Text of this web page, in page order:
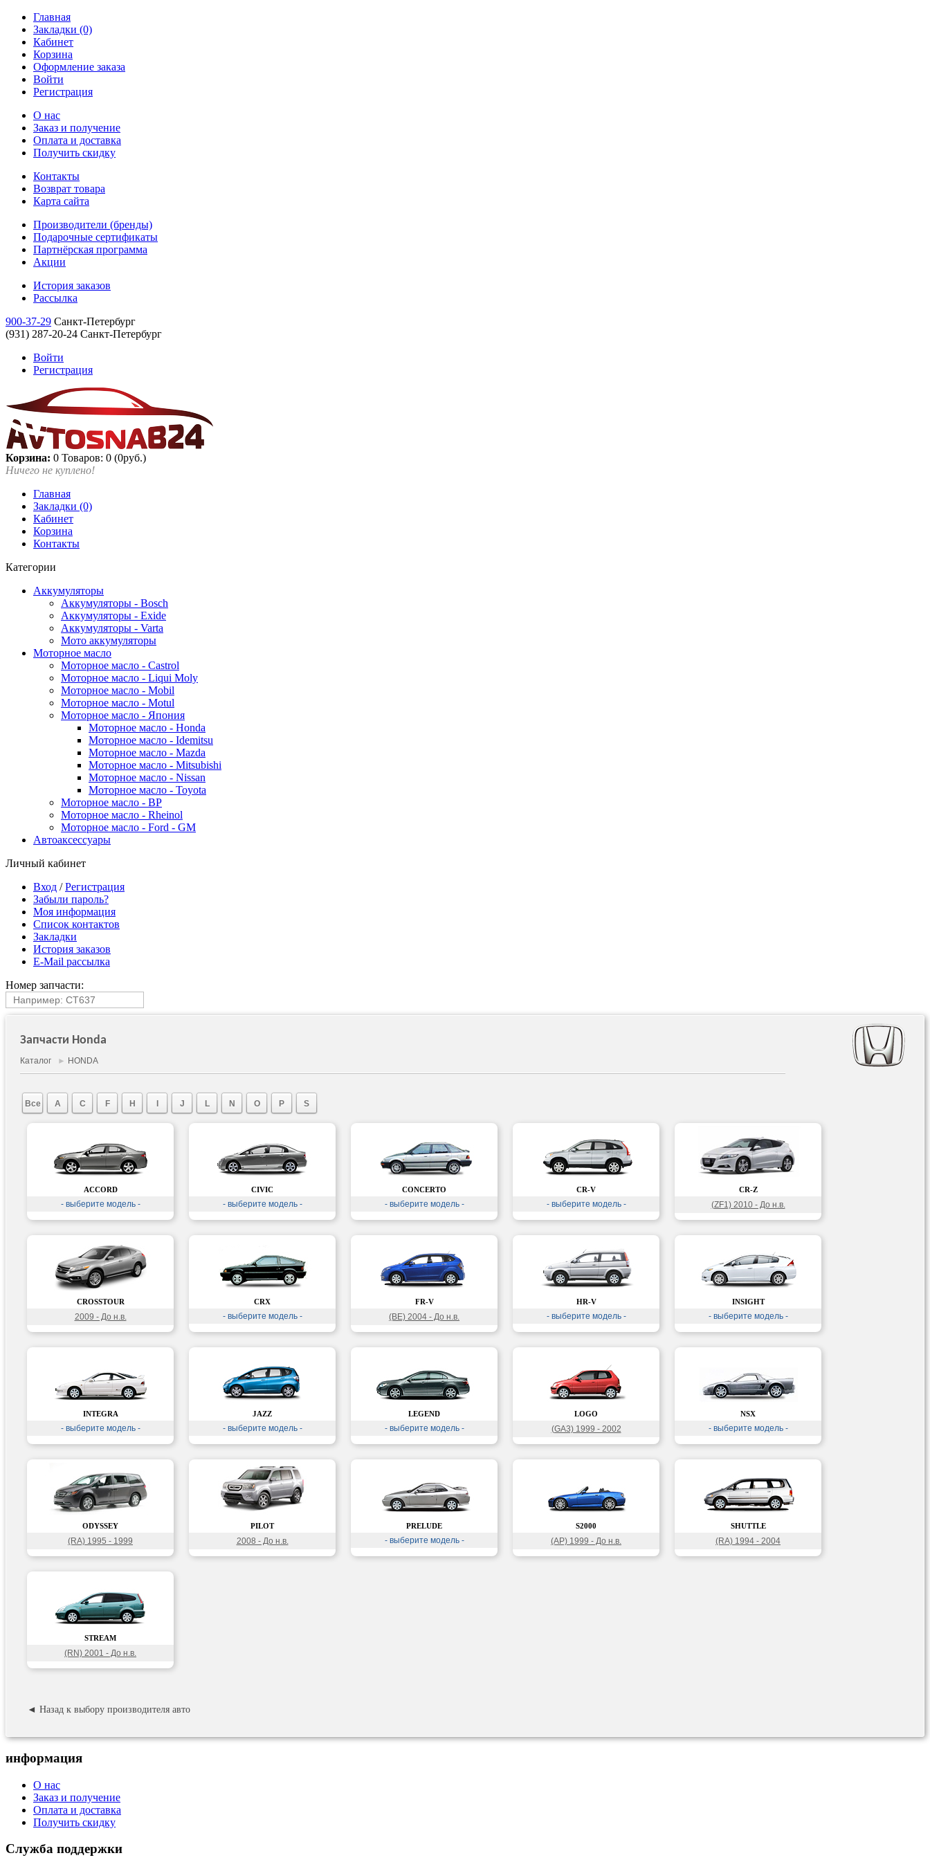
Главная
Закладки (0)
Кабинет
Корзина
Оформление заказа
Войти
Регистрация
О нас
Заказ и получение
Оплата и доставка
Получить скидку
Контакты
Возврат товара
Карта сайта
Производители (бренды)
Подарочные сертификаты
Партнёрская программа
Акции
История заказов
Рассылка
900-37-29 Санкт-Петербург
(931) 287-20-24 Санкт-Петербург
Войти
Регистрация
Корзина: 0 Товаров: 0 (0руб.)
Ничего не куплено!
Главная
Закладки (0)
Кабинет
Корзина
Контакты
Категории
Аккумуляторы
Аккумуляторы - Bosch
Аккумуляторы - Exide
Аккумуляторы - Varta
Мото аккумуляторы
Моторное масло
Моторное масло - Castrol
Моторное масло - Liqui Moly
Моторное масло - Mobil
Моторное масло - Motul
Моторное масло - Япония
Моторное масло - Honda
Моторное масло - Idemitsu
Моторное масло - Mazda
Моторное масло - Mitsubishi
Моторное масло - Nissan
Моторное масло - Toyota
Моторное масло - BP
Моторное масло - Rheinol
Моторное масло - Ford - GM
Автоаксессуары
Личный кабинет
Вход /Регистрация
Забыли пароль?
Моя информация
Список контактов
Закладки
История заказов
E-Mail рассылка
Номер запчасти:
Запчасти Honda
Каталог ► HONDA
Все A C F H J L N O P S
ACCORD
- выберите модель -
CIVIC
- выберите модель -
CONCERTO
- выберите модель -
CR-V
- выберите модель -
CR-Z
(ZF1) 2010 - До н.в.
CROSSTOUR
2009 - До н.в.
CRX
- выберите модель -
FR-V
(BE) 2004 - До н.в.
HR-V
- выберите модель -
INSIGHT
- выберите модель -
INTEGRA
- выберите модель -
JAZZ
- выберите модель -
LEGEND
- выберите модель -
LOGO
(GA3) 1999 - 2002
NSX
- выберите модель -
ODYSSEY
(RA) 1995 - 1999
PILOT
2008 - До н.в.
PRELUDE
- выберите модель -
S2000
(AP) 1999 - До н.в.
SHUTTLE
(RA) 1994 - 2004
STREAM
(RN) 2001 - До н.в.
◄ Назад к выбору производителя авто
информация
О нас
Заказ и получение
Оплата и доставка
Получить скидку
Служба поддержки